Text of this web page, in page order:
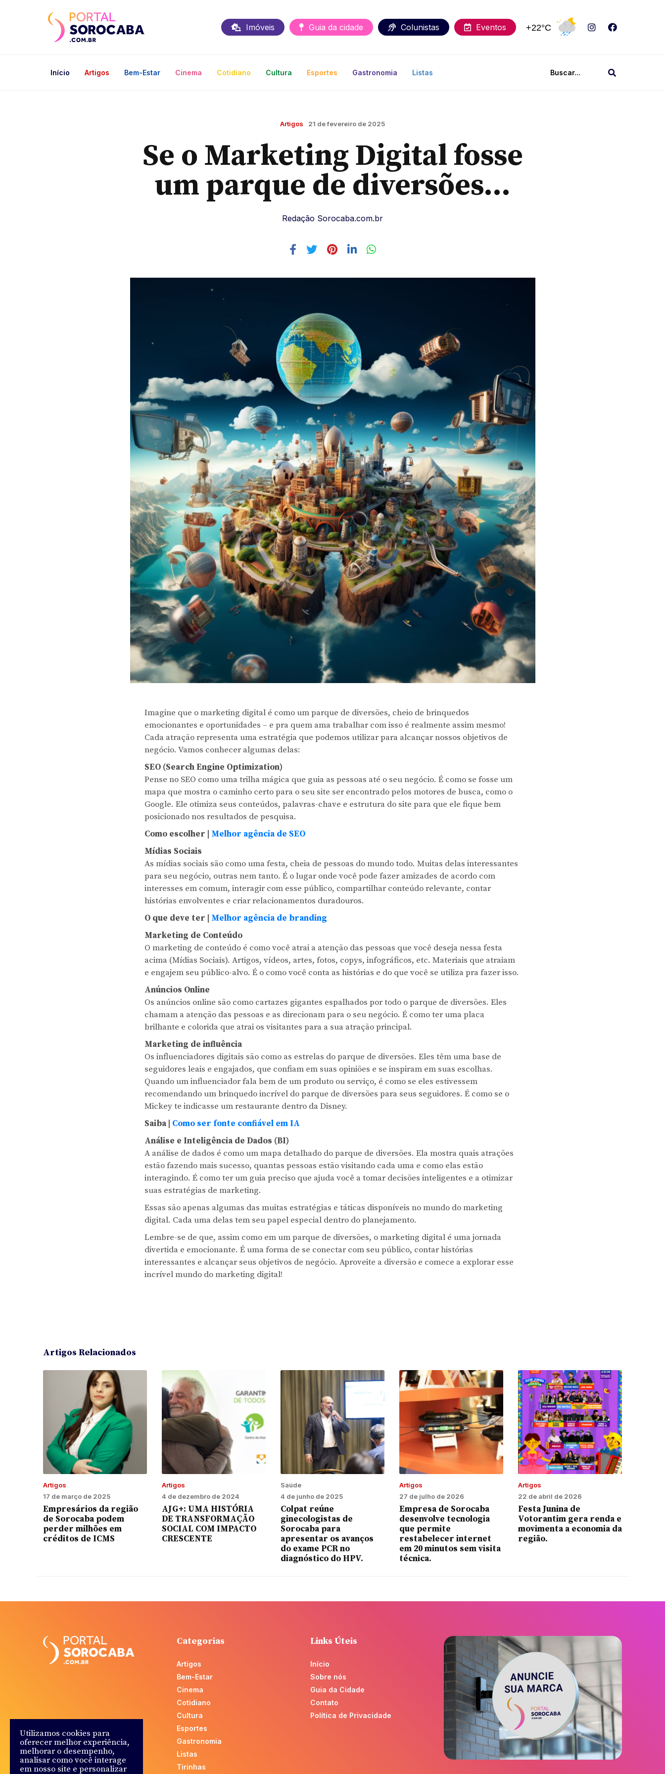
Imóveis Guia da cidade Colunistas Eventos +22°C
Início Artigos Bem-Estar Cinema Cotidiano Cultura Esportes Gastronomia Listas
Artigos 21 de fevereiro de 2025
Se o Marketing Digital fosse
um parque de diversões…
Redação Sorocaba.com.br
Imagine que o marketing digital é como um parque de diversões, cheio de brinquedos
emocionantes e oportunidades – e pra quem ama trabalhar com isso é realmente assim mesmo!
Cada atração representa uma estratégia que podemos utilizar para alcançar nossos objetivos de
negócio. Vamos conhecer algumas delas:
SEO (Search Engine Optimization)
Pense no SEO como uma trilha mágica que guia as pessoas até o seu negócio. É como se fosse um
mapa que mostra o caminho certo para o seu site ser encontrado pelos motores de busca, como o
Google. Ele otimiza seus conteúdos, palavras-chave e estrutura do site para que ele fique bem
posicionado nos resultados de pesquisa.
Como escolher | Melhor agência de SEO
Mídias Sociais
As mídias sociais são como uma festa, cheia de pessoas do mundo todo. Muitas delas interessantes
para seu negócio, outras nem tanto. É o lugar onde você pode fazer amizades de acordo com
interesses em comum, interagir com esse público, compartilhar conteúdo relevante, contar
histórias envolventes e criar relacionamentos duradouros.
O que deve ter | Melhor agência de branding
Marketing de Conteúdo
O marketing de conteúdo é como você atrai a atenção das pessoas que você deseja nessa festa
acima (Mídias Sociais). Artigos, vídeos, artes, fotos, copys, infográficos, etc. Materiais que atraiam
e engajem seu público-alvo. É o como você conta as histórias e do que você se utiliza pra fazer isso.
Anúncios Online
Os anúncios online são como cartazes gigantes espalhados por todo o parque de diversões. Eles
chamam a atenção das pessoas e as direcionam para o seu negócio. É como ter uma placa
brilhante e colorida que atrai os visitantes para a sua atração principal.
Marketing de influência
Os influenciadores digitais são como as estrelas do parque de diversões. Eles têm uma base de
seguidores leais e engajados, que confiam em suas opiniões e se inspiram em suas escolhas.
Quando um influenciador fala bem de um produto ou serviço, é como se eles estivessem
recomendando um brinquedo incrível do parque de diversões para seus seguidores. É como se o
Mickey te indicasse um restaurante dentro da Disney.
Saiba | Como ser fonte confiável em IA
Análise e Inteligência de Dados (BI)
A análise de dados é como um mapa detalhado do parque de diversões. Ela mostra quais atrações
estão fazendo mais sucesso, quantas pessoas estão visitando cada uma e como elas estão
interagindo. É como ter um guia preciso que ajuda você a tomar decisões inteligentes e a otimizar
suas estratégias de marketing.
Essas são apenas algumas das muitas estratégias e táticas disponíveis no mundo do marketing
digital. Cada uma delas tem seu papel especial dentro do planejamento.
Lembre-se de que, assim como em um parque de diversões, o marketing digital é uma jornada
divertida e emocionante. É uma forma de se conectar com seu público, contar histórias
interessantes e alcançar seus objetivos de negócio. Aproveite a diversão e comece a explorar esse
incrível mundo do marketing digital!
Artigos Relacionados
Artigos
17 de março de 2025
Empresários da região
de Sorocaba podem
perder milhões em
créditos de ICMS
Artigos
4 de dezembro de 2024
AJG+: UMA HISTÓRIA
DE TRANSFORMAÇÃO
SOCIAL COM IMPACTO
CRESCENTE
Saúde
4 de junho de 2025
Colpat reúne
ginecologistas de
Sorocaba para
apresentar os avanços
do exame PCR no
diagnóstico do HPV.
Artigos
27 de julho de 2026
Empresa de Sorocaba
desenvolve tecnologia
que permite
restabelecer internet
em 20 minutos sem visita
técnica.
Artigos
22 de abril de 2026
Festa Junina de
Votorantim gera renda e
movimenta a economia da
região.
Categorias
Artigos
Bem-Estar
Cinema
Cotidiano
Cultura
Esportes
Gastronomia
Listas
Tirinhas
Links Úteis
Início
Sobre nós
Guia da Cidade
Contato
Política de Privacidade
Utilizamos cookies para
oferecer melhor experiência,
melhorar o desempenho,
analisar como você interage
em nosso site e personalizar